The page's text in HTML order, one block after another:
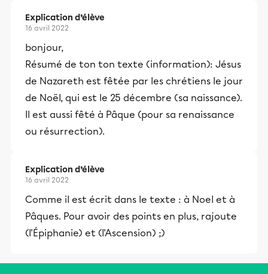
Explication d’élève
16 avril 2022
bonjour,
Résumé de ton ton texte (information): Jésus
de Nazareth est fêtée par les chrétiens le jour
de Noël, qui est le 25 décembre (sa naissance).
Il est aussi fêté à Pâque (pour sa renaissance
ou résurrection).
Explication d’élève
16 avril 2022
Comme il est écrit dans le texte : à Noel et à
Pâques. Pour avoir des points en plus, rajoute
(l'Épiphanie) et (l'Ascension) ;)